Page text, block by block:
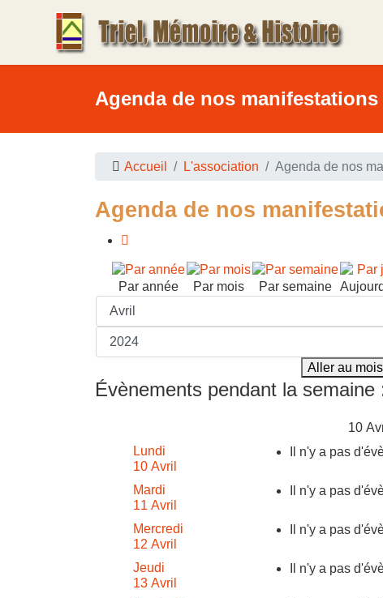
Agenda de nos manifestations
Accueil L'association Agenda de nos
Agenda de nos
Par année Par mois Par semaine
Aller au mois
Évènements pendant la semaine
10
Lundi
10 Avril
Il n'y a pas
Mardi
11 Avril
Il n'y a pas
Mercredi
12 Avril
Il n'y a pas
Jeudi
13 Avril
Il n'y a pas